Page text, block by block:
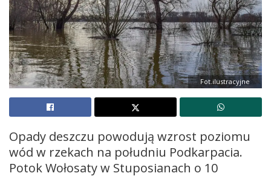
Fot.ilustracyjne
Opady deszczu powodują wzrost poziomu
wód w rzekach na południu Podkarpacia.
Potok Wołosaty w Stuposianach o 10